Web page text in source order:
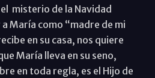
misterio de la Navidad
María como “madre de mi
en su casa, nos quiere
María lleva en su seno,
en toda regla, es el Hijo de